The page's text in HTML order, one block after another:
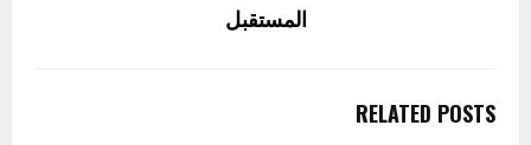
المستقبل
RELATED POSTS